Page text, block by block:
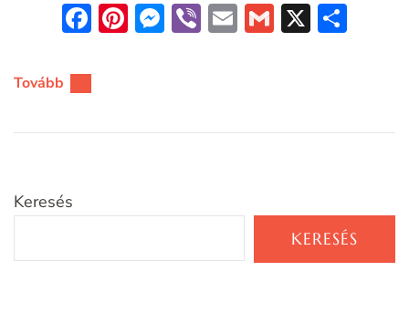
Facebook
Pinterest
Messenger
ViberEmailGmail
X
Tovább
Keresés
KERESÉS